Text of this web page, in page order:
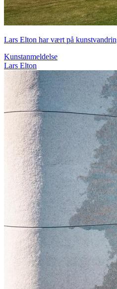
Lars Elton har vært på
Kunstanmeldelse
Lars Elton